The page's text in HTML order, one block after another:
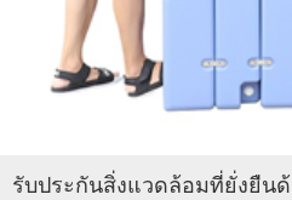
รับประกันสิ่งแวดล้อมที่ยั่งยื